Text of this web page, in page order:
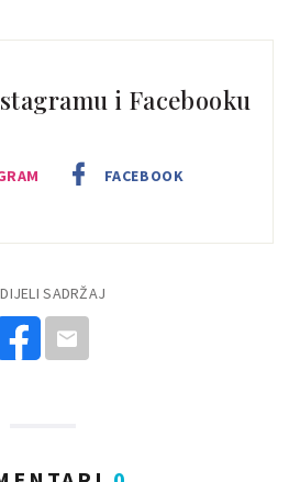
i Facebooku
FACEBOOK
SADRŽAJ